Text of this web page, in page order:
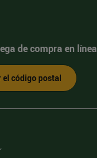
de compra en línea
el código postal